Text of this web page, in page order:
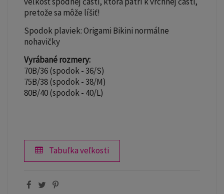
pretože sa môže líšiť!
Spodok plaviek: Origami Bikini normálne
nohavičky
Vyrábané rozmery:
70B/36 (spodok - 36/S)
75B/38 (spodok - 38/M)
80B/40 (spodok - 40/L)
Tabuľka veľkosti